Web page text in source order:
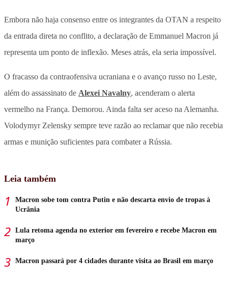
Embora não haja consenso entre os integrantes da OTAN a respeito
da entrada direta no conflito, a declaração de Emmanuel Macron já
representa um ponto de inflexão. Meses atrás, ela seria impossível.
O fracasso da contraofensiva ucraniana e o avanço russo no Leste,
além do assassinato de Alexei Navalny, acenderam o alerta
vermelho na França. Demorou. Ainda falta ser aceso na Alemanha.
Volodymyr Zelensky sempre teve razão ao reclamar que não recebia
armas e munição suficientes para combater a Rússia.
Leia também
Macron sobe tom contra Putin e não descarta envio de tropas à
Ucrânia
Lula retoma agenda no exterior em fevereiro e recebe Macron em
março
Macron passará por 4 cidades durante visita ao Brasil em março